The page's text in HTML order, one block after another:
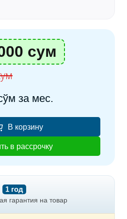
сум
за мес.
В корзину
в рассрочку
1 год
гарантия на товар